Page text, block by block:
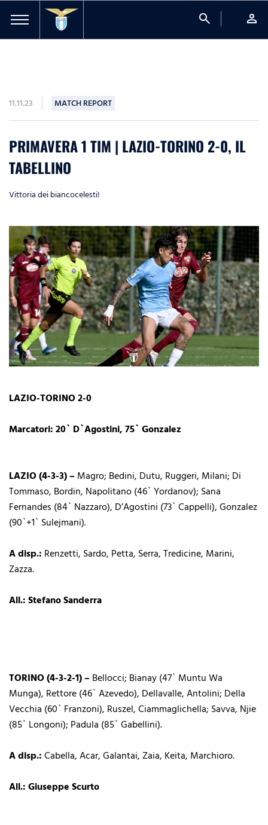
search person
11.11.23 MATCH REPORT
PRIMAVERA 1 TIM | LAZIO-TORINO 2-0, IL
TABELLINO
Vittoria dei biancocelesti!
LAZIO-TORINO 2-0
Marcatori: 20` D`Agostini, 75` Gonzalez
LAZIO (4-3-3) –Magro; Bedini, Dutu, Ruggeri, Milani; Di
Tommaso, Bordin, Napolitano (46` Yordanov); Sana
Fernandes (84` Nazzaro), D’Agostini (73` Cappelli), Gonzalez
(90`+1` Sulejmani).
A disp.: Renzetti, Sardo, Petta, Serra, Tredicine, Marini,
Zazza.
All.: Stefano Sanderra
TORINO (4-3-2-1) –Bellocci; Bianay (47` Muntu Wa
Munga), Rettore (46` Azevedo), Dellavalle, Antolini; Della
Vecchia (60` Franzoni), Ruszel, Ciammaglichella; Savva, Njie
(85` Longoni); Padula (85` Gabellini).
A disp.:Cabella, Acar, Galantai, Zaia, Keita, Marchioro.
All.: Giuseppe Scurto